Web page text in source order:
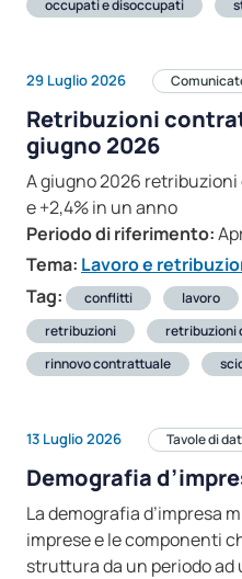
occupati e disoccupati
29 Luglio 2026
Retribuzioni
giugno 2026
A giugno 2026
e +2,4% in un anno
Periodo di riferimento:
Tema: Lavoro e
Tag:
conflitti lavoro
retribuzioni
retribuzioni
rinnovo contrattuale
13 Luglio 2026 Tavole di
Demografia
La demografia d’impresa
imprese e le componenti
struttura da un periodo ad